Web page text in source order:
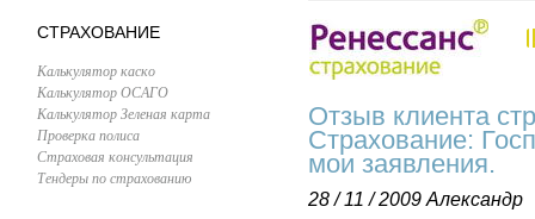
СТРАХОВАНИЕ
Калькулятор каско
Калькулятор ОСАГО
Калькулятор Зеленая карта
Проверка полиса
Страховая консультация
Тендеры по страхованию
Отзыв клиента
Страхование:
мои заявления.
28 / 11 / 2009 Александр